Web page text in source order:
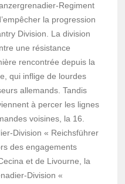
Regiment
la progression
Division. La division
une résistance
rencontrée depuis la
qui inflige de lourdes
allemands. Tandis
à percer les lignes
voisines, la 16.
Division « Reichsführer
des engagements
et de Livourne, la
Division «